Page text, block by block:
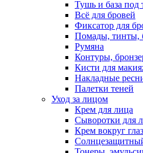
Тушь и база под
Всё для бровей
Фиксатор для
Помады, тинты,
Румяна
Контуры,
Кисти для
Накладные
Палетки теней
Уход за лицом
Крем для лица
Сыворотки для
Крем вокруг глаз